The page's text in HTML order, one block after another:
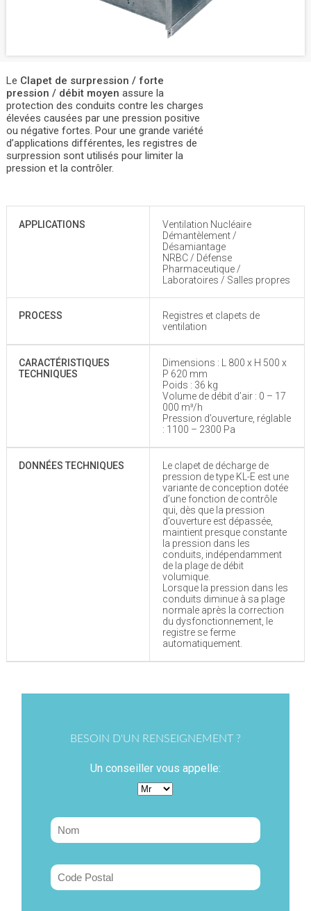
Le Clapet de surpression / forte
pression / débit moyen assure la
protection des conduits contre les charges
élevées causées par une pression positive
ou négative fortes. Pour une grande variété
d’applications différentes, les registres de
surpression sont utilisés pour limiter la
pression et la contrôler.
APPLICATIONS
Ventilation Nucléaire
Démantèlement /
Désamiantage
NRBC / Défense
Pharmaceutique /
Laboratoires / Salles propres
PROCESS
Registres et clapets de
ventilation
CARACTÉRISTIQUES
TECHNIQUES
Dimensions : L 800 x H 500 x
P 620 mm
Poids : 36 kg
Volume de débit d’air : 0 – 17
000 m³/h
Pression d’ouverture, réglable
: 1100 – 2300 Pa
DONNÉES TECHNIQUES
Le clapet de décharge de
pression de type KL-E est une
variante de conception dotée
d’une fonction de contrôle
qui, dès que la pression
d’ouverture est dépassée,
maintient presque constante
la pression dans les
conduits, indépendamment
de la plage de débit
volumique.
Lorsque la pression dans les
conduits diminue à sa plage
normale après la correction
du dysfonctionnement, le
registre se ferme
automatiquement.
BESOIN D'UN RENSEIGNEMENT ?
Un conseiller vous appelle: